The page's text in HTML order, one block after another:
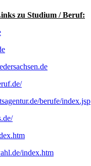
zu Studium / Beruf:
berufe/index.jsp
index.htm